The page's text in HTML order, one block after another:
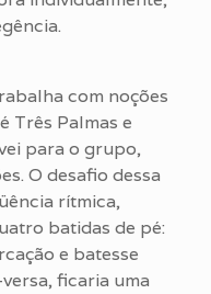
com noções
Três Palmas e
para o grupo,
O desafio dessa
rítmica,
batidas de pé:
e batesse
ficaria uma